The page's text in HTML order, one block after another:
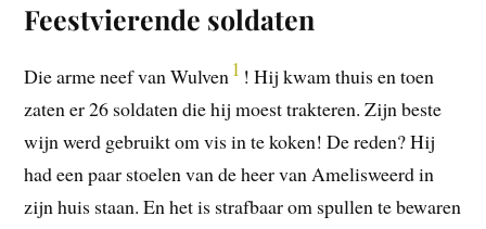
Feestvierende soldaten
Die arme neef van Wulven1 ! Hij kwam thuis en toen
zaten er 26 soldaten die hij moest trakteren. Zijn beste
wijn werd gebruikt om vis in te koken! De reden? Hij
had een paar stoelen van de heer van Amelisweerd in
zijn huis staan. En het is strafbaar om spullen te bewaren